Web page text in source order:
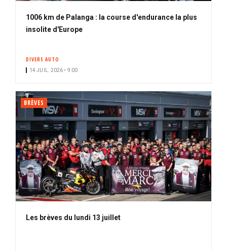
1006 km de Palanga : la course d'endurance la plus
insolite d'Europe
DIVERS AUTO
14 JUIL. 2026 • 9:00
BRÈVES
Les brèves du lundi 13 juillet